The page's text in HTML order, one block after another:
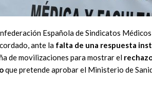
Española de Sindicatos Médicos
ante la falta de una respuesta
de movilizaciones para mostrar el
que pretende aprobar el Ministerio de